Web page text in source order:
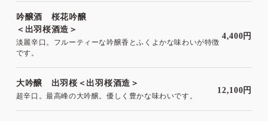
吟醸酒 桜花吟醸
＜出羽桜酒造＞
淡麗辛口。フルーティーな吟醸香とふくよかな味わいが特徴
です。
4,400円
大吟醸 出羽桜＜出羽桜酒造＞
超辛口。最高峰の大吟醸。優しく豊かな味わいです。
12,100円